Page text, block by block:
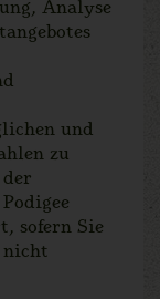
Analyse
und
zu
sofern Sie
nicht